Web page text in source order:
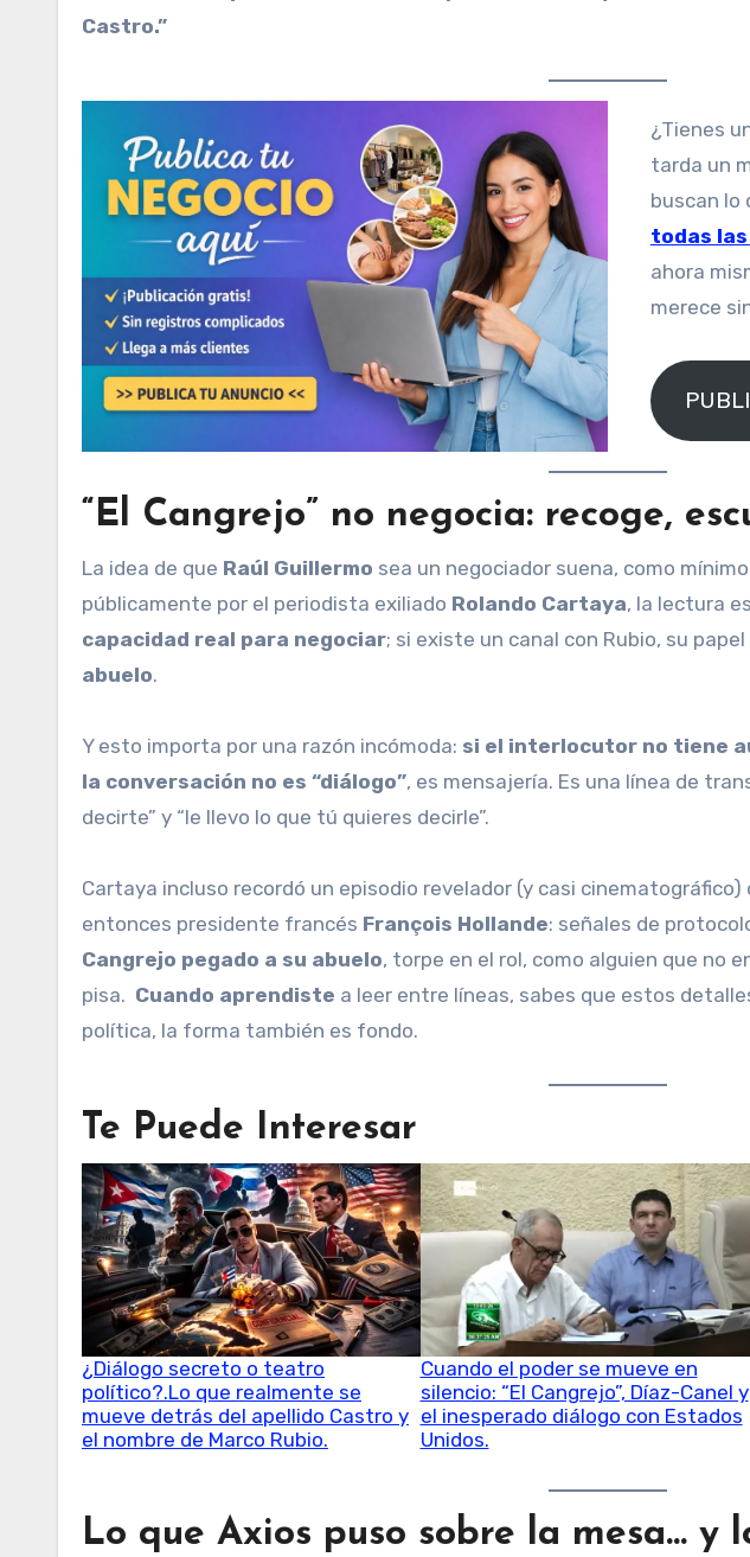
Castro.”
¿Tienes un negocio? . Publicalo aquí ,solo te
tarda un
buscan lo
todas
ahora
merece
“El Cangrejo” no negocia: recoge,
La idea de que Raúl Guillermo sea un negociador suena, como
públicamente por el periodista exiliado Rolando Cartaya, la lectura
capacidad real para negociar; si existe un canal con Rubio, su papel
abuelo.
Y esto importa por una razón incómoda: si el interlocutor no tiene
la conversación no es “diálogo”, es mensajería. Es una línea de
decirte” y “le llevo lo que tú quieres decirle”.
Cartaya incluso recordó un episodio revelador (y casi
entonces presidente francés François Hollande: señales de
Cangrejo pegado a su abuelo, torpe en el rol, como alguien que no
pisa. Cuando aprendiste a leer entre líneas, sabes que estos
política, la forma también es fondo.
Te Puede Interesar
¿Diálogo secreto o teatro
político?.Lo que realmente se
mueve detrás del apellido Castro y
el nombre de Marco Rubio.
Cuando el poder se mueve en
silencio: “El Cangrejo”, Díaz-Canel y
el inesperado diálogo con Estados
Unidos.
Lo que Axios puso sobre la mesa… y